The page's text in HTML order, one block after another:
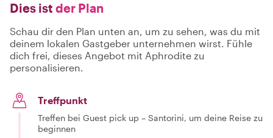
Dies ist der Plan
Schau dir den Plan unten an, um zu sehen, was du mit
deinem lokalen Gastgeber unternehmen wirst. Fühle
dich frei, dieses Angebot mit Aphrodite zu
personalisieren.
Treffpunkt
Treffen bei Guest pick up – Santorini, um deine Reise zu
beginnen